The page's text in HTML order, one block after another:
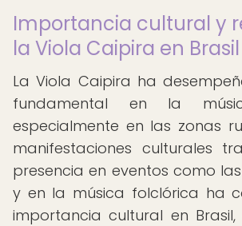
Importancia cultural y
la Viola Caipira en Brasil
La Viola Caipira ha
fundamental en la
especialmente en las zonas
manifestaciones culturales
presencia en eventos como
y en la música folclórica ha
importancia cultural en Brasil,